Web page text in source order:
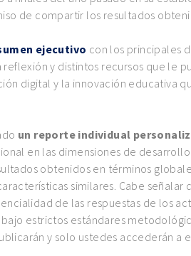
de compartir los resultados
ejecutivo con los principales
y distintos recursos que le
digital y la innovación educativa
un reporte individual
en las dimensiones de
obtenidos en términos
similares. Cabe
de las respuestas de los
estrictos estándares
y solo ustedes accederán a